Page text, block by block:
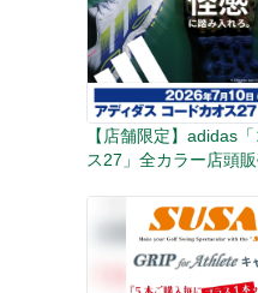
【店舗限定】adidas
ス27」全カラー店頭販